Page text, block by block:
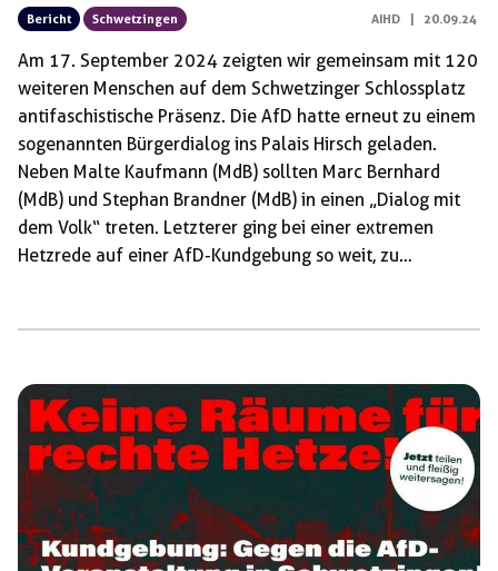
Bericht Schwetzingen AIHD 20.09.24
Am 17. September 2024 zeigten wir gemeinsam mit 120
weiteren Menschen auf dem Schwetzinger Schlossplatz
antifaschistische Präsenz. Die AfD hatte erneut zu einem
sogenannten Bürgerdialog ins Palais Hirsch geladen.
Neben Malte Kaufmann (MdB) sollten Marc Bernhard
(MdB) und Stephan Brandner (MdB) in einen „Dialog mit
dem Volk“ treten. Letzterer ging bei einer extremen
Hetzrede auf einer AfD-Kundgebung so weit, zu
Bozcheloi, der dem AfD-nahen, aus der
„Antihygienistischen Aktion“ entstandenen Verein
„Initiative für Demokratie und Aufklärung“ (IDA)
angehört, deren eigenständige Liste bei der letzten
Kommunalwahl […]